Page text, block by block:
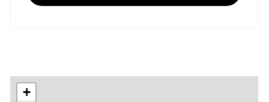
+